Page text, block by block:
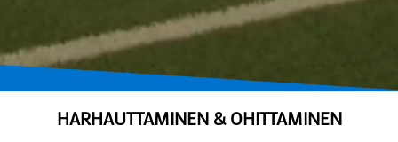
HARHAUTTAMINEN & OHITTAMINEN